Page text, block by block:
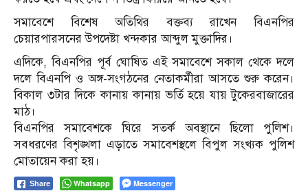
সমাবেশে বিশেষ অতিথির বক্তব্য রাখেন বিএনপির
চেয়ারপারসনের উপদেষ্টা খন্দকার আব্দুল মুক্তাদির।
এদিকে, বিএনপির পূর্ব ঘোষিত এই সমাবেশে সকাল থেকে দলে
দলে বিএনপি ও অঙ্গ-সংগঠনের নেতাকর্মীরা আসতে শুরু করেন।
বিকাল ৩টার দিকে কানায় কানায় ভর্তি হয়ে যায় টুকেরবাজারের
মাঠ।
বিএনপির সমাবেশকে ঘিরে সতর্ক অবস্থানে ছিলো পুলিশ।
সবধরণের বিশৃঙ্খলা এড়াতে সমাবেশস্থলে বিপুল সংখ্যক পুলিশ
মোতায়েন করা হয়।
Share Whatsapp Messenger